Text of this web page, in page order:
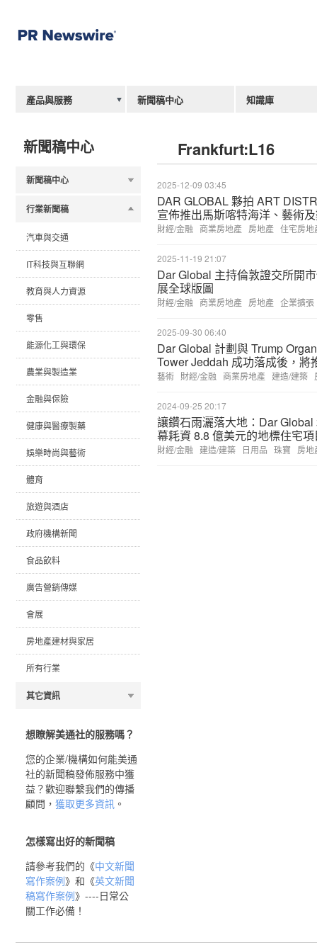
新聞稿中心
新聞稿中心
行業新聞稿
汽車與交通
IT科技與互聯網
教育與人力資源
零售
能源化工與環保
農業與製造業
金融與保險
健康與醫療製藥
娛樂時尚與藝術
體育
旅遊與酒店
政府機構新聞
食品飲料
廣告營銷傳媒
會展
房地產建材與家居
所有行業
其它資訊
想瞭解美通社的服務嗎？
您的企業/機構如何能美通
社的新聞稿發佈服務中獲
益？歡迎聯繫我們的傳播
顧問， 獲取更多資訊 。
怎樣寫出好的新聞稿
請參考我們的《中文新聞
寫作案例》和《英文新聞
稿寫作案例》----日常公
關工作必備！
Frankfurt:L16
2025-12-09 03:45
DAR GLOBAL 夥拍 ART
宣佈推出馬斯喀特海洋、藝術
財經/金融 商業房地產 房地產 住宅房地
2025-11-19 21:07
Dar Global 主持倫敦證交所開
展全球版圖
財經/金融 商業房地產 房地產 企業擴張
2025-09-30 06:40
Dar Global 計劃與 Trump
Tower Jeddah 成功落成後，將
藝術 財經/金融 商業房地產 建造/建築
2024-09-25 20:17
讓鑽石雨灑落大地：Dar
幕耗資 8.8 億美元的地標住宅
財經/金融 建造/建築 日用品 珠寶 房地
產品與服務 新聞稿中心 知識庫